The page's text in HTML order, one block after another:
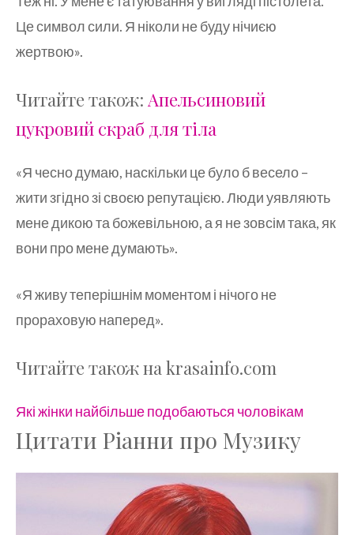
Це символ сили. Я ніколи не буду нічиєю
жертвою».
Читайте також: Апельсиновий
цукровий скраб для тіла
«Я чесно думаю, наскільки це було б весело –
жити згідно зі своєю репутацією. Люди уявляють
мене дикою та божевільною, а я не зовсім така, як
вони про мене думають».
«Я живу теперішнім моментом і нічого не
прораховую наперед».
Читайте також на krasainfo.com
Які жінки найбільше подобаються чоловікам
Цитати Ріанни про Музику